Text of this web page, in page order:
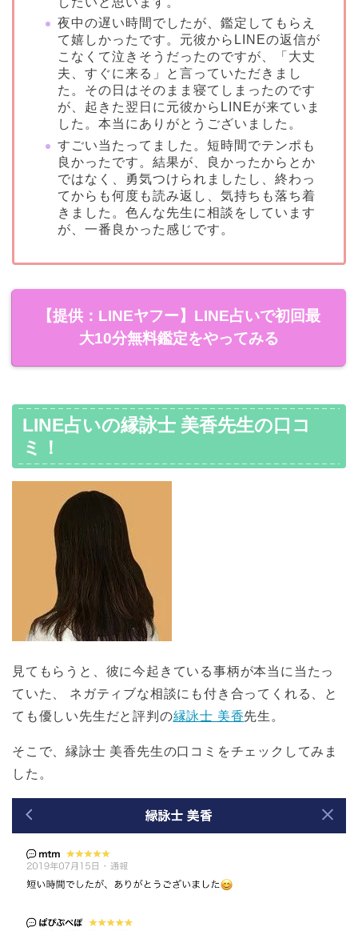
夜中の遅い時間でしたが、鑑定してもらえ
て嬉しかったです。元彼からLINEの返信が
こなくて泣きそうだったのですが、「大丈
夫、すぐに来る」と言っていただきまし
た。その日はそのまま寝てしまったのです
が、起きた翌日に元彼からLINEが来ていま
した。本当にありがとうございました。
すごい当たってました。短時間でテンポも
良かったです。結果が、良かったからとか
ではなく、勇気つけられましたし、終わっ
てからも何度も読み返し、気持ちも落ち着
きました。色んな先生に相談をしています
が、一番良かった感じです。
【提供：LINEヤフー】LINE占いで初回最
大10分無料鑑定をやってみる
LINE占いの縁詠士 美香先生の口コ
ミ！
見てもらうと、彼に今起きている事柄が本当に当たっ
ていた、 ネガティブな相談にも付き合ってくれる、と
ても優しい先生だと評判の縁詠士 美香先生。
そこで、縁詠士 美香先生の口コミをチェックしてみま
した。